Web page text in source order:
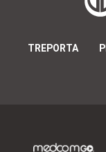
TREPORTA